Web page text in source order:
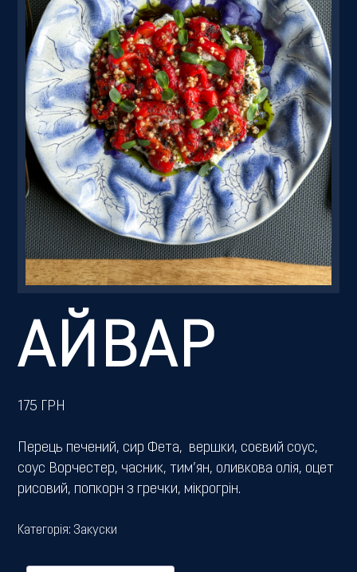
Галерея
Резервація
АЙВАР
175 ГРН
Перець печений, сир Фета, вершки, соєвий соус,
соус Ворчестер, часник, тим’ян, оливкова олія, оцет
рисовий, попкорн з гречки, мікрогрін.
Категорія: Закуски